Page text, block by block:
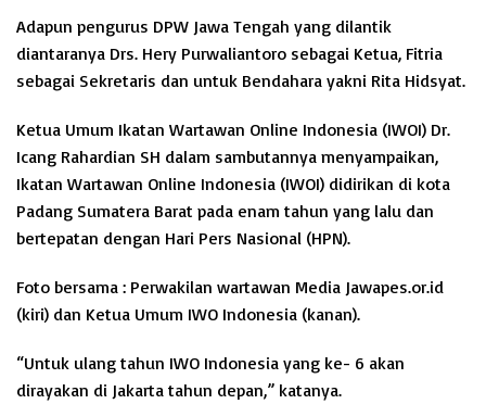
Adapun pengurus DPW Jawa Tengah yang dilantik
diantaranya Drs. Hery Purwaliantoro sebagai Ketua, Fitria
sebagai Sekretaris dan untuk Bendahara yakni Rita Hidsyat.
Ketua Umum Ikatan Wartawan Online Indonesia (IWOI) Dr.
Icang Rahardian SH dalam sambutannya menyampaikan,
Ikatan Wartawan Online Indonesia (IWOI) didirikan di kota
Padang Sumatera Barat pada enam tahun yang lalu dan
bertepatan dengan Hari Pers Nasional (HPN).
Foto bersama : Perwakilan wartawan Media Jawapes.or.id
(kiri) dan Ketua Umum IWO Indonesia (kanan).
“Untuk ulang tahun IWO Indonesia yang ke- 6 akan
dirayakan di Jakarta tahun depan,” katanya.